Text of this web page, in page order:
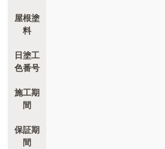
屋根塗
料
日塗工
色番号
施工期
間
保証期
間